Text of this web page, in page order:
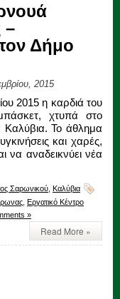
–
Δήμο
2015
2015 η καρδιά του
χτυπά στο
Καλύβια. Το άθλημα
και χαρές,
να αναδεικνύει νέα
Σαρωνικού Καλύβια
Εργατικό Κέντρο
»
Read More »